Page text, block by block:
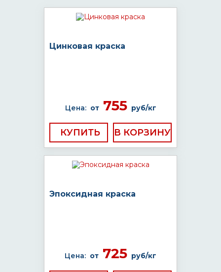
Цинковая краска
Цена: от755 руб/кг
КУПИТЬ
Эпоксидная краска
Цена: от 725 руб/кг